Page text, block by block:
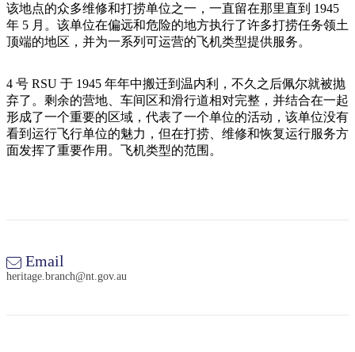
搜
Sign
up
该地点的众多维修和打捞单位之一，一直留在那里直到 1945
年 5 月。该单位在偏远和危险的地方执行了许多打捞任务领土
顶端的地区，并为一系列可运营的飞机类型提供服务。
4 号 RSU 于 1945 年年中搬迁到温内利，不久之后佩尔就被抛
弃了。剩余的营地、车间区和滑行道相对完整，并结合在一起
形成了一个重要的区域，代表了一个单位的活动，该单位没有
看到运行飞行单位的魅力，但在打捞、维修和恢复运行服务方
面发挥了重要作用。飞机类型的范围。
Email
heritage.branch@nt.gov.au